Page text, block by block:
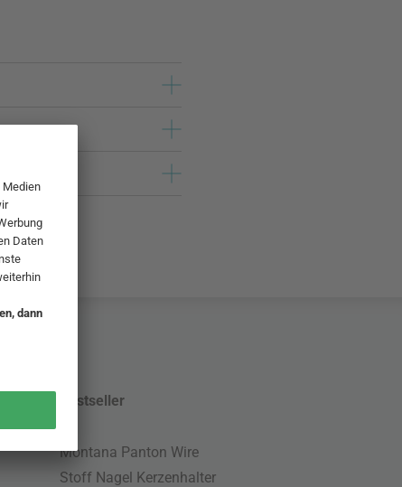
Bestseller
Montana Panton Wire
Stoff Nagel Kerzenhalter